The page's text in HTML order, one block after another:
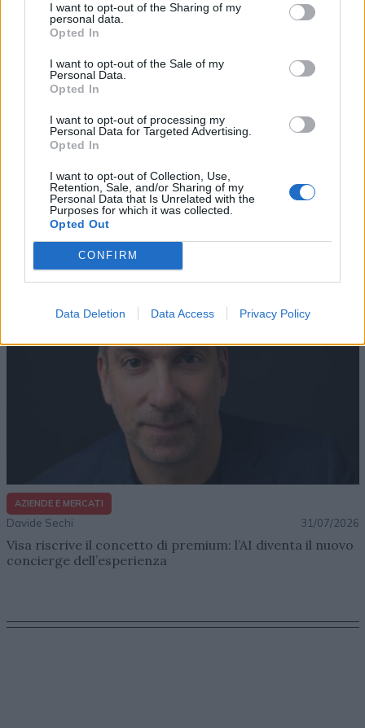
I want to opt-out of the Sharing of my
personal data.
Opted In
I want to opt-out of the Sale of my
Personal Data.
Opted In
I want to opt-out of processing my
Personal Data for Targeted Advertising.
Opted In
I want to opt-out of Collection, Use,
Retention, Sale, and/or Sharing of my
Personal Data that Is Unrelated with the
Purposes for which it was collected.
Opted Out
CONFIRM
Data Deletion Data Access Privacy Policy
AZIENDE E MERCATI
Davide Sechi 31/07/2026
Dal lusso circolare all’intelligenza artificiale: come
Lenush Saf costruisce un ecosistema tra creatività,
impresa e musica
AZIENDE E MERCATI
Davide Sechi 31/07/2026
Visa riscrive il concetto di premium: l’AI diventa il nuovo
concierge dell’esperienza